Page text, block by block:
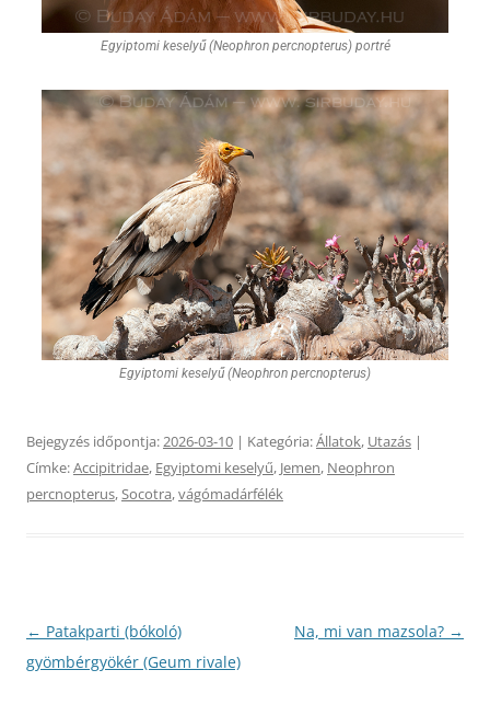
Egyiptomi keselyű (Neophron percnopterus) portré
Egyiptomi keselyű (Neophron percnopterus)
Bejegyzés időpontja:2026-03-10 | Kategória:Állatok, Utazás |
Címke:Accipitridae, Egyiptomi keselyű, Jemen, Neophron
percnopterus,Socotra,vágómadárfélék
Bejegyzés
navigáció
← Patakparti (bókoló)
gyömbérgyökér (Geum rivale)
Na, mi van mazsola? →